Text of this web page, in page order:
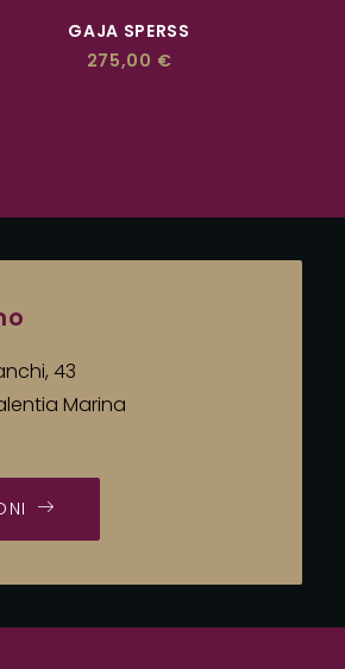
GAJA SPERSS
275,00 €
43
Marina